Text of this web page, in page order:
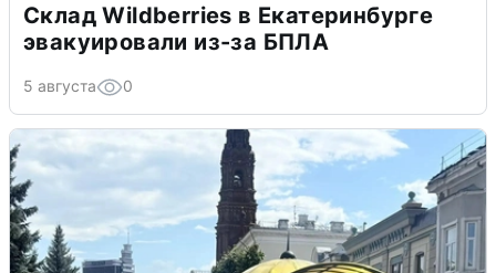
Склад Wildberries в Екатеринбурге
эвакуировали из-за БПЛА
5 августа 0